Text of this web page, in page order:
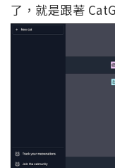
了，就是跟著